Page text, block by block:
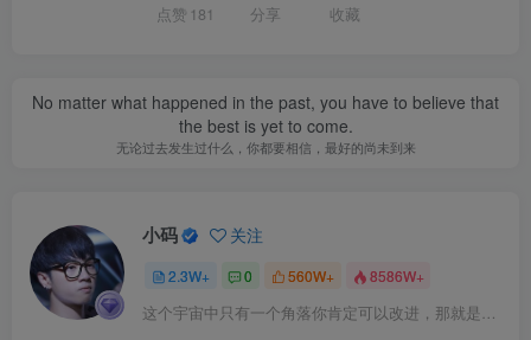
点赞 181 分享 收藏
No matter what happened in the past, you have to believe that
the best is yet to come.
无论过去发生过什么，你都要相信，最好的尚未到来
小码 关注
2.3W+ 0 560W+ 8586W+
这个宇宙中只有一个角落你肯定可以改进，那就是你自己